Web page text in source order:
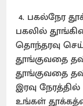
4. பகல்நேர
பகலில்
தொந்தரவு
தூங்குவதை
தூங்குவதை
இரவு
உங்கள்